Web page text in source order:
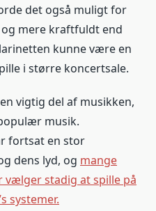
det også muligt for
mere kraftfuldt end
kunne være en
i større koncertsale.
vigtig del af musikken,
musik.
fortsat en stor
dens lyd, og mange
stadig at spille på
systemer.